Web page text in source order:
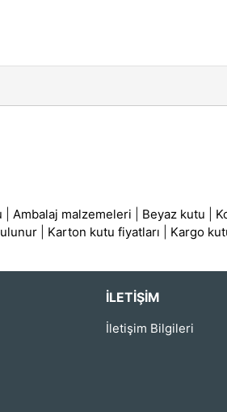
|Ambalaj malzemeleri Beyaz kutu
Karton kutu fiyatları Kargo
İLETIŞIM
İletişim Bilgileri